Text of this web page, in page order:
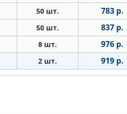
50 шт. 783 р.
50 шт. 837 р.
8 шт. 976 р.
2 шт. 919 р.